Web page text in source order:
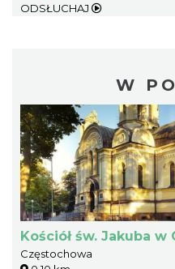
ODSŁUCHAJ
W
Kościół św. Jakuba
Częstochowa